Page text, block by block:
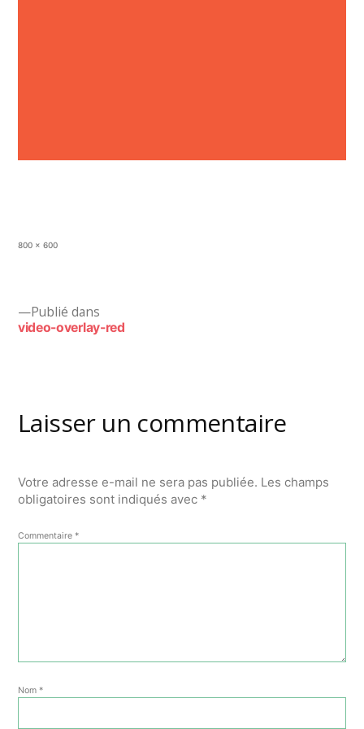
Taille
800 × 600
Navigation
Publié dans
video-overlay-red
Laisser un commentaire
Votre adresse e-mail ne sera pas publiée. Les champs
obligatoires sont indiqués avec *
Commentaire *
Nom *